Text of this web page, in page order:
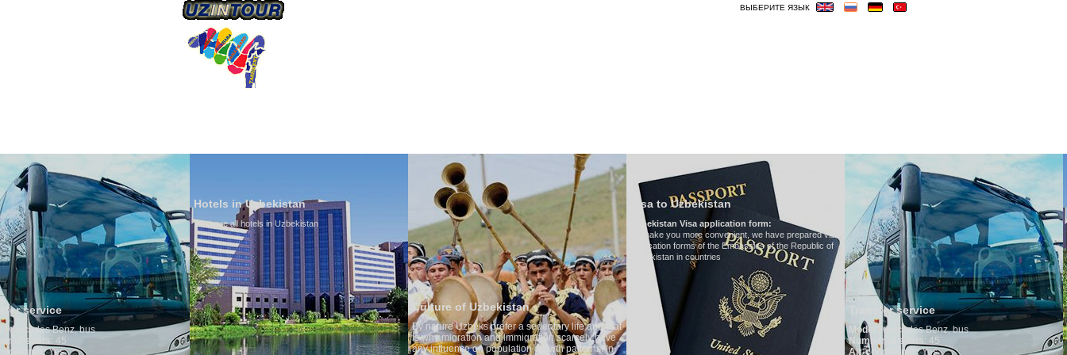
ВЫБЕРИТЕ ЯЗЫК
Hotels in Uzbekistan
We have all hotels in Uzbekistan
Culture of Uzbekistan
By nature Uzbeks prefer a sedentary life and that
is why migration and immigration scarcely have
any influence on population growth patterns. In
Visa to Uzbekistan
Uzbekistan Visa application form:
To make you more convenient, we have prepared visa
application forms of the Embassies of the Republic of
Uzbekistan in countries
Transfer service
Model:Mercedes Benz, bus
Number of seats : 45
Air-conditioner:
Yes
Hotels in Uzbekistan
We have all hotels in